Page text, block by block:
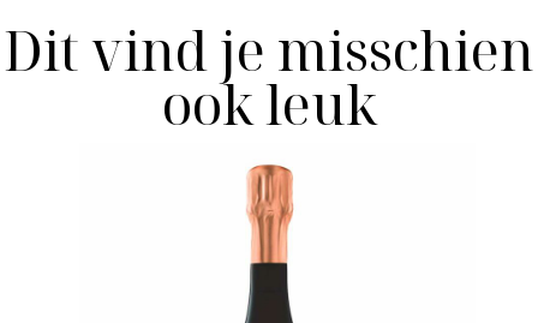
Dit vind je misschien
ook leuk